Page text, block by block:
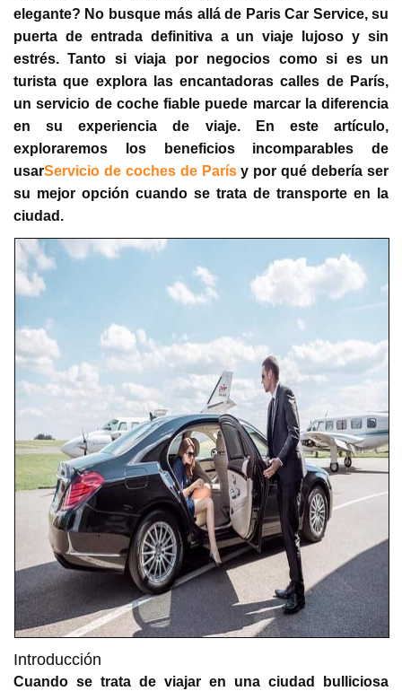
elegante? No busque más allá de Paris Car Service, su
puerta de entrada definitiva a un viaje lujoso y sin
estrés. Tanto si viaja por negocios como si es un
turista que explora las encantadoras calles de París,
un servicio de coche fiable puede marcar la diferencia
en su experiencia de viaje. En este artículo,
exploraremos los beneficios incomparables de
usarServicio de coches de Parísy por qué debería ser
su mejor opción cuando se trata de transporte en la
ciudad.
Introducción
Cuando se trata de viajar en una ciudad bulliciosa